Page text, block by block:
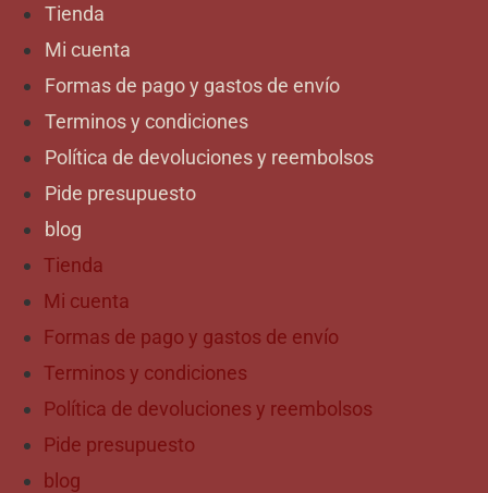
Tienda
Mi cuenta
Formas de pago y gastos de envío
Terminos y condiciones
Política de devoluciones y reembolsos
Pide presupuesto
blog
Tienda
Mi cuenta
Formas de pago y gastos de envío
Terminos y condiciones
Política de devoluciones y reembolsos
Pide presupuesto
blog